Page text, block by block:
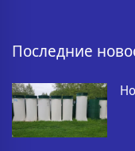
Последние